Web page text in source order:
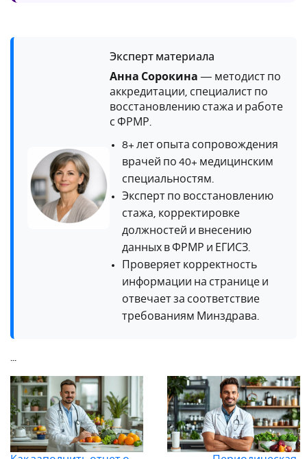
Эксперт материала
Анна Сорокина — методист по
аккредитации, специалист по
восстановлению стажа и работе
с ФРМР.
8+ лет опыта сопровождения
врачей по 40+ медицинским
специальностям.
Эксперт по восстановлению
стажа, корректировке
должностей и внесению
данных в ФРМР и ЕГИСЗ.
Проверяет корректность
информации на странице и
отвечает за соответствие
требованиям Минздрава.
...